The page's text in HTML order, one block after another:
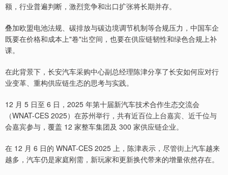
额，行业普遍判断，激烈竞争和出口扩张将长期并存。
叠加欧盟电池法规、碳排放与碳边境调节机制等合规压力，中国车企
既要在价格和成本上"卷"出空间，也要在供应链韧性和绿色合规上补
课。
在此背景下，长安汽车采购中心副总经理陈津分享了长安如何应对行
业变革、重构供应链生态的思考与实践。
12 月 5 日至 6 日，2025 年第十届新汽车技术合作生态交流会
（WNAT-CES 2025）在苏州举行，共有近百位上台嘉宾、近千位与
会嘉宾参与，覆盖 12 家整车集团及 300 家供应链企业。
在 12 月 6 日的 WNAT-CES 2025 上，陈津表示，尽管街上汽车越来
越多，汽车仍是家庭刚需，新玩家和更新换代带来的增量依然存在。